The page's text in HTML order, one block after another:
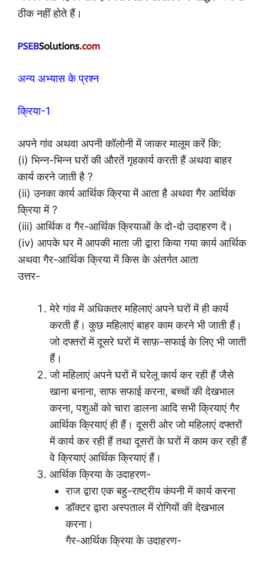
ठीक नहीं होते हैं।
अन्य अभ्यास के प्रश्न
क्रिया-1
अपने गांव अथवा अपनी कॉलोनी में जाकर मालूम करें कि:
(i) भिन्न-भिन्न घरों की औरतें गृहकार्य करती हैं अथवा बाहर
कार्य करने जाती है ?
(ii) उनका कार्य आर्थिक क्रिया में आता है अथवा गैर आर्थिक
क्रिया में ?
(iii) आर्थिक व गैर-आर्थिक क्रियाओं के दो-दो उदाहरण दें।
(iv) आपके घर में आपकी माता जी द्वारा किया गया कार्य आर्थिक
अथवा गैर-आर्थिक क्रिया में किस के अंतर्गत आता
उत्तर-
मेरे गांव में अधिकतर महिलाएं अपने घरों में ही कार्य
करती हैं। कुछ महिलाएं बाहर काम करने भी जाती हैं।
जो दफ्तरों में दूसरे घरों में साफ़-सफाई के लिए भी जाती
हैं।
जो महिलाएं अपने घरों में घरेलू कार्य कर रही हैं जैसे
खाना बनाना, साफ सफाई करना, बच्चों की देखभाल
करना, पशुओं को चारा डालना आदि सभी क्रियाएं गैर
आर्थिक क्रियाएं ही हैं। दूसरी ओर जो महिलाएं दफ्तरों
में कार्य कर रही हैं तथा दूसरों के घरों में काम कर रही हैं
वे क्रियाएं आर्थिक क्रियाएं हैं।
आर्थिक क्रिया के उदाहरण-
राज द्वारा एक बहु-राष्ट्रीय कंपनी में कार्य करना
डॉक्टर द्वारा अस्पताल में रोगियों की देखभाल
करना।
गैर-आर्थिक क्रिया के उदाहरण-